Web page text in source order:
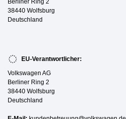
38440 Wolfsburg
Deutschland
EU-Verantwortlicher:
Volkswagen AG
Berliner Ring 2
38440 Wolfsburg
Deutschland